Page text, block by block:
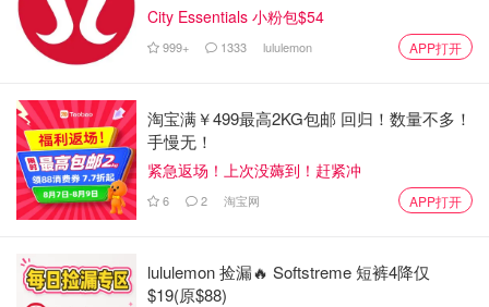
City Essentials 小粉包$54
999+ 1333 lululemon APP打开
淘宝满￥499最高2KG包邮 回归！数量不多！
手慢无！
紧急返场！上次没薅到！赶紧冲
6 2 淘宝网 APP打开
lululemon 捡漏🔥 Softstreme 短裤4降仅
$19(原$88)